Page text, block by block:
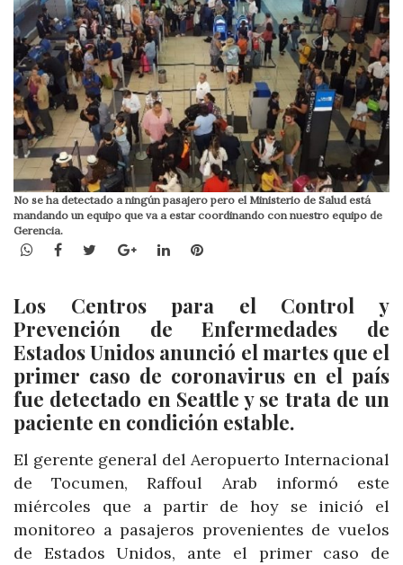
No se ha detectado a ningún pasajero pero el Ministerio de Salud está
mandando un equipo que va a estar coordinando con nuestro equipo de
Gerencia.
WhatsApp
Facebook
TwitterGoogle+LinkedInPinterest
Los Centros para el Control y
Prevención de Enfermedades de
Estados Unidos anunció el martes que el
primer caso de coronavirus en el país
fue detectado en Seattle y se trata de un
paciente en condición estable.
El gerente general del Aeropuerto Internacional
de Tocumen, Raffoul Arab informó este
miércoles que a partir de hoy se inició el
monitoreo a pasajeros provenientes de vuelos
de Estados Unidos, ante el primer caso de